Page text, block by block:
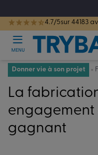
Les jours tentation : Jusqu'à -
4.7/5sur 44183
MENU
Donner vie à son projet
La
gagnant